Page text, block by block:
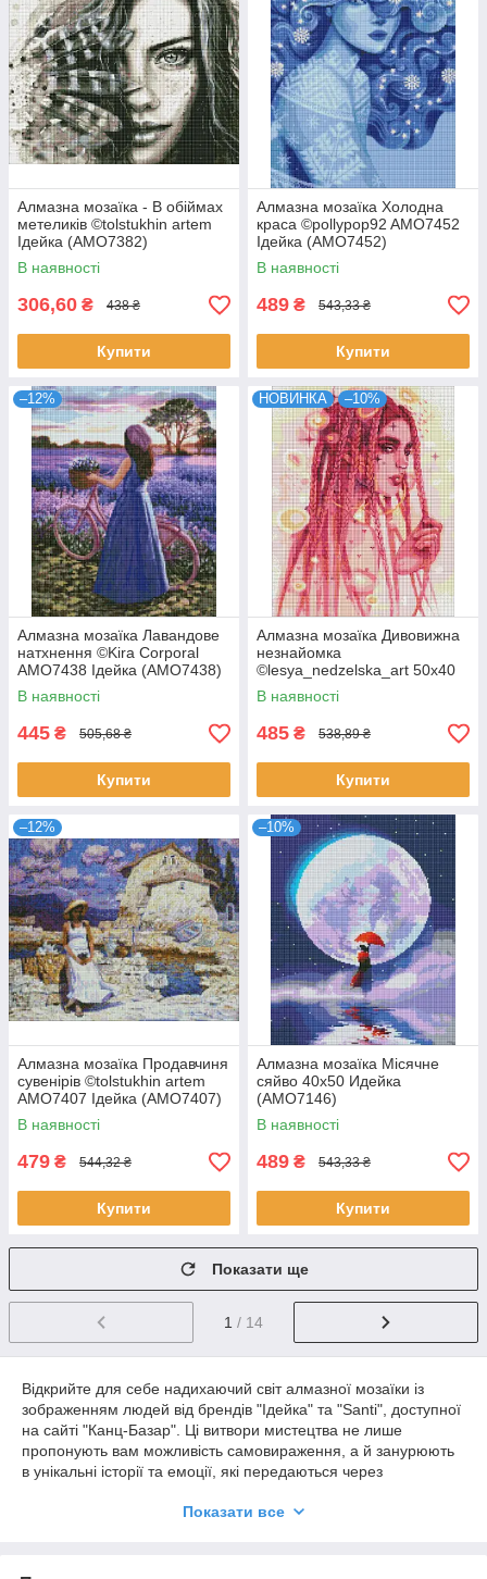
Алмазна мозаїка - В обіймах
метеликів ©tolstukhin artem
Ідейка (AMO7382)
В наявності
306,60 ₴ 438 ₴
Купити
Алмазна мозаїка Холодна
краса ©pollypop92 AMO7452
Ідейка (AMO7452)
В наявності
489 ₴ 543,33 ₴
Купити
–12%
Алмазна мозаїка Лавандове
натхнення ©Kira Corporal
AMO7438 Ідейка (AMO7438)
В наявності
445 ₴ 505,68 ₴
Купити
НОВИНКА –10%
Алмазна мозаїка Дивовижна
незнайомка
©lesya_nedzelska_art 50х40
Ідейка (AMO7495)
В наявності
485 ₴ 538,89 ₴
Купити
–12%
Алмазна мозаїка Продавчиня
сувенірів ©tolstukhin artem
AMO7407 Ідейка (AMO7407)
В наявності
479 ₴ 544,32 ₴
Купити
–10%
Алмазна мозаїка Місячне
сяйво 40х50 Идейка
(AMO7146)
В наявності
489 ₴ 543,33 ₴
Купити
Показати ще
1 / 14
Відкрийте для себе надихаючий світ алмазної мозаїки із
зображенням людей від брендів "Ідейка" та "Santi", доступної
на сайті "Канц-Базар". Ці витвори мистецтва не лише
пропонують вам можливість самовираження, а й занурюють
в унікальні історії та емоції, які передаються через
Кожен набір алмазної мозаїки включає всі необхідні
Показати все